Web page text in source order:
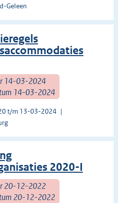
Geleen
14-03-2024
14-03-2024
t/m 13-03-2024
2020-I
20-12-2022
20-12-2022